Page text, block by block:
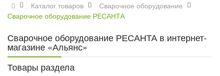
Каталог товаров
Сварочное оборудование
Сварочное оборудование РЕСАНТА
Сварочное оборудование РЕСАНТА в интернет-
магазине «Альянс»
Товары раздела